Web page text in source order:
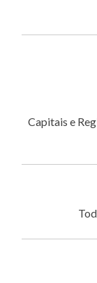
Capitais e